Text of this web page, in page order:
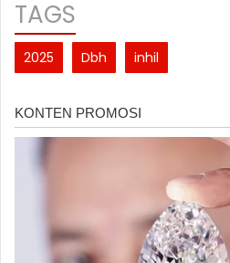
TAGS
2025 Dbh inhil